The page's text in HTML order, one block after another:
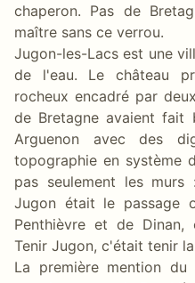
chaperon. Pas de
maître sans ce verrou.
Jugon-les-Lacs est une
de l'eau. Le château
rocheux encadré par
de Bretagne avaient fait
Arguenon avec des
topographie en système
pas seulement les
Jugon était le passage
Penthièvre et de
Tenir Jugon, c'était tenir
La première mention du